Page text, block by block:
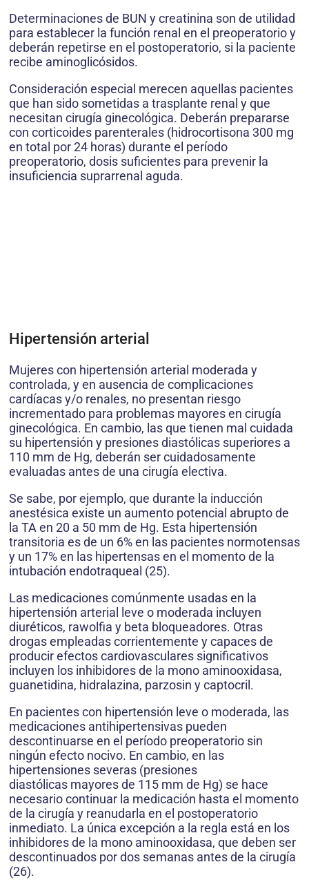
Determinaciones de BUN y creatinina son de utilidad
para establecer la función renal en el preoperatorio y
deberán repetirse en el postoperatorio, si la paciente
recibe aminoglicósidos.
Consideración especial merecen aquellas pacientes
que han sido sometidas a trasplante renal y que
necesitan cirugía ginecológica. Deberán prepararse
con corticoides parenterales (hidrocortisona 300 mg
en total por 24 horas) durante el período
preoperatorio, dosis suficientes para prevenir la
insuficiencia suprarrenal aguda.
Hipertensión arterial
Mujeres con hipertensión arterial moderada y
controlada, y en ausencia de complicaciones
cardíacas y/o renales, no presentan riesgo
incrementado para problemas mayores en cirugía
ginecológica. En cambio, las que tienen mal cuidada
su hipertensión y presiones diastólicas superiores a
110 mm de Hg, deberán ser cuidadosamente
evaluadas antes de una cirugía electiva.
Se sabe, por ejemplo, que durante la inducción
anestésica existe un aumento potencial abrupto de
la TA en 20 a 50 mm de Hg. Esta hipertensión
transitoria es de un 6% en las pacientes normotensas
y un 17% en las hipertensas en el momento de la
intubación endotraqueal (25).
Las medicaciones comúnmente usadas en la
hipertensión arterial leve o moderada incluyen
diuréticos, rawolfia y beta bloqueadores. Otras
drogas empleadas corrientemente y capaces de
producir efectos cardiovasculares significativos
incluyen los inhibidores de la mono aminooxidasa,
guanetidina, hidralazina, parzosin y captocril.
En pacientes con hipertensión leve o moderada, las
medicaciones antihipertensivas pueden
descontinuarse en el período preoperatorio sin
ningún efecto nocivo. En cambio, en las
hipertensiones severas (presiones
diastólicas mayores de 115 mm de Hg) se hace
necesario continuar la medicación hasta el momento
de la cirugía y reanudarla en el postoperatorio
inmediato. La única excepción a la regla está en los
inhibidores de la mono aminooxidasa, que deben ser
descontinuados por dos semanas antes de la cirugía
(26).